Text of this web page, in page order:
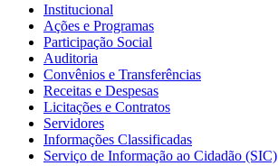
Institucional
Ações e Programas
Participação Social
Auditoria
Convênios e Transferências
Receitas e Despesas
Licitações e Contratos
Servidores
Informações Classificadas
Serviço de Informação ao Cidadão (SIC)